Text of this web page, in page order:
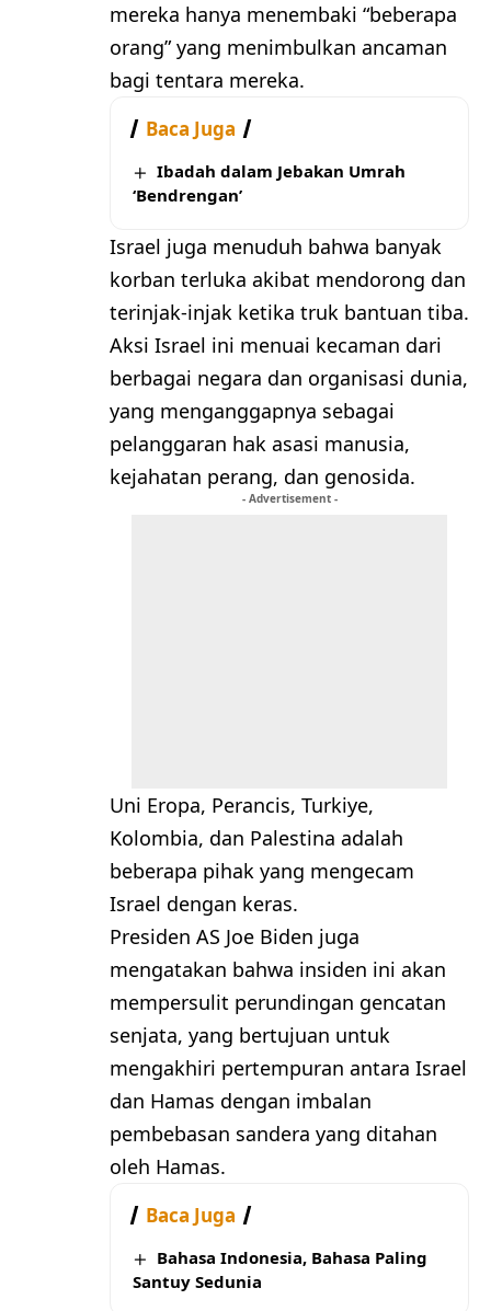
mereka hanya menembaki “beberapa
orang” yang menimbulkan ancaman
bagi tentara mereka.
Baca Juga
Ibadah dalam Jebakan Umrah
‘Bendrengan’
Israel juga menuduh bahwa banyak
korban terluka akibat mendorong dan
terinjak-injak ketika truk bantuan tiba.
Aksi Israel ini menuai kecaman dari
berbagai negara dan organisasi dunia,
yang menganggapnya sebagai
pelanggaran hak asasi manusia,
kejahatan perang, dan genosida.
- Advertisement -
Uni Eropa, Perancis, Turkiye,
Kolombia, dan Palestina adalah
beberapa pihak yang mengecam
Israel dengan keras.
Presiden AS Joe Biden juga
mengatakan bahwa insiden ini akan
mempersulit perundingan gencatan
senjata, yang bertujuan untuk
mengakhiri pertempuran antara Israel
dan Hamas dengan imbalan
pembebasan sandera yang ditahan
oleh Hamas.
Baca Juga
Bahasa Indonesia, Bahasa Paling
Santuy Sedunia